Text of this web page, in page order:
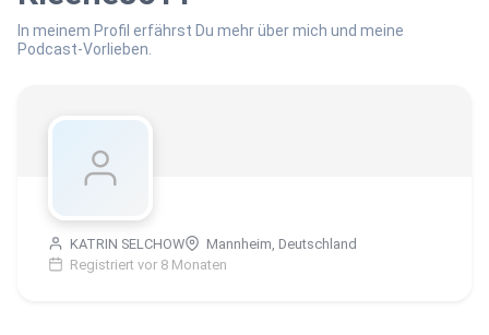
In meinem Profil erfährst Du mehr über mich und meine
Podcast-Vorlieben.
KATRIN SELCHOW
Mannheim, Deutschland
Registriert vor 8 Monaten